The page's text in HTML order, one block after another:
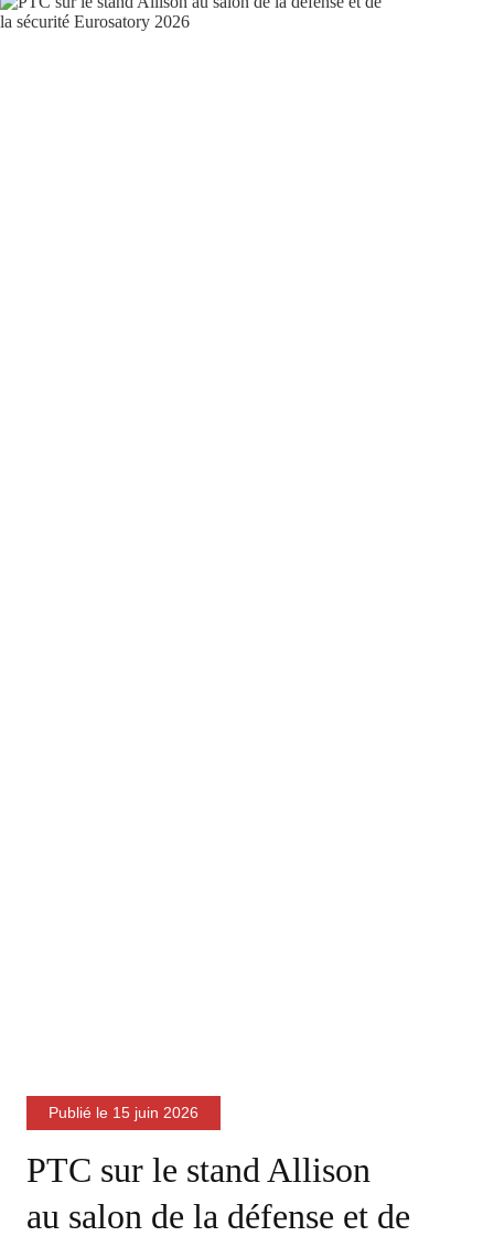
Publié le 15 juin 2026
PTC sur le stand Allison
au salon de la défense et de